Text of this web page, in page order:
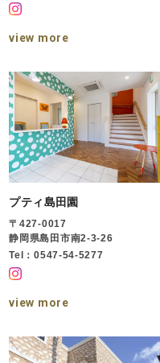
view more
プティ島田園
〒427-0017
静岡県島田市南2-3-26
Tel：0547-54-5277
view more